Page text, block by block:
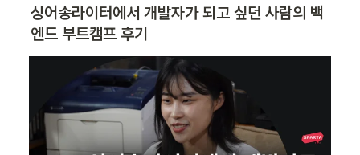
싱어송라이터에서 개발자가 되고 싶던 사람의 백
엔드 부트캠프 후기